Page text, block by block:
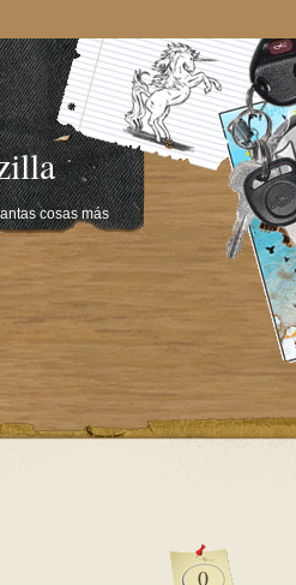
cosas más
0